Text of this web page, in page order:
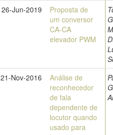
26-Jun-2019
Proposta de
um conversor
CA-CA
elevador PWM
21-Nov-2016
Análise de
reconhecedor
de fala
dependente de
locutor quando
usado para